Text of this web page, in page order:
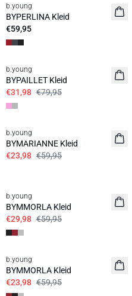
b.young
BYPERLINA Kleid
€59,95
60%
b.young
BYPAILLET Kleid
€31,98 €79,95
60%
b.young
BYMARIANNE Kleid
€23,98 €59,95
b.young
BYMMORLA Kleid
€29,98 €59,95
60%
b.young
BYMMORLA Kleid
€23,98 €59,95